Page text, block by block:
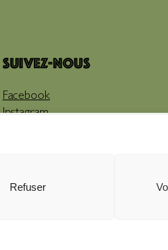
Refuser
Suivez-nous
Facebook
Instagram